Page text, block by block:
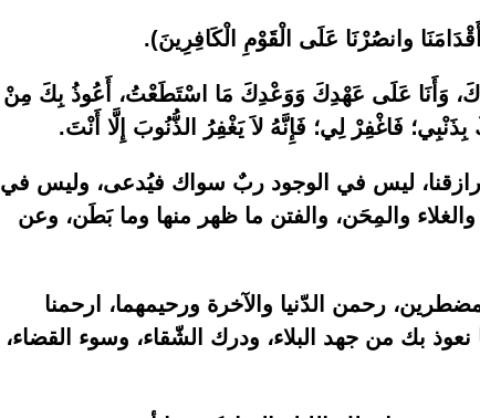
وانصُرْنَا عَلَى الْقَوْمِ الْكَافِرِينَ).
وَأَنَا عَلَى عَهْدِكَ وَوَعْدِكَ مَا اسْتَطَعْتُ، أَعُوذُ بِكَ مِنْ
فَاغْفِرْ لِي؛ فَإِنَّهُ لاَ يَغْفِرُ الذُّنُوبَ إِلَّا أَنْتَ.
ورازقنا، ليس في الوجود ربٌ سواك فيُدعى، وليس في
والغلاء والمِحَن، والفتن ما ظهر منها وما بَطَن، وعن
رحمن الدّنيا والآخرة ورحيمهما، ارحمنا
بك من جهد البلاء، ودرك الشّقاء، وسوء القضاء،